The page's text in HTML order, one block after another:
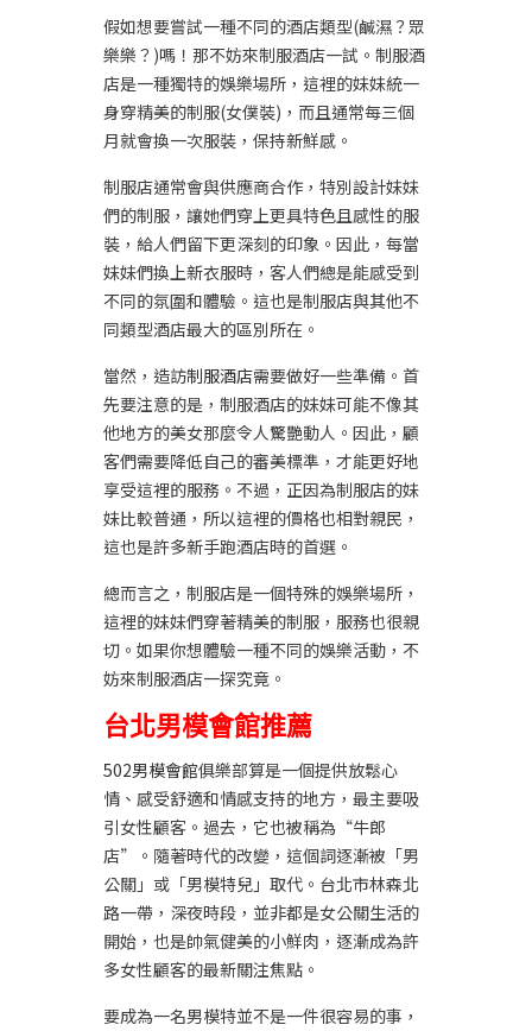
假如想要嘗試一種不同的酒店類型(鹹濕？眾
樂樂？)嗎！那不妨來制服酒店一試。制服酒
店是一種獨特的娛樂場所，這裡的妹妹統一
身穿精美的制服(女僕裝)，而且通常每三個
月就會換一次服裝，保持新鮮感。
制服店通常會與供應商合作，特別設計妹妹
們的制服，讓她們穿上更具特色且感性的服
裝，給人們留下更深刻的印象。因此，每當
妹妹們換上新衣服時，客人們總是能感受到
不同的氛圍和體驗。這也是制服店與其他不
同類型酒店最大的區別所在。
當然，造訪制服酒店需要做好一些準備。首
先要注意的是，制服酒店的妹妹可能不像其
他地方的美女那麼令人驚艷動人。因此，顧
客們需要降低自己的審美標準，才能更好地
享受這裡的服務。不過，正因為制服店的妹
妹比較普通，所以這裡的價格也相對親民，
這也是許多新手跑酒店時的首選。
總而言之，制服店是一個特殊的娛樂場所，
這裡的妹妹們穿著精美的制服，服務也很親
切。如果你想體驗一種不同的娛樂活動，不
妨來制服酒店一探究竟。
台北男模會館推薦
502男模會館俱樂部算是一個提供放鬆心
情、感受舒適和情感支持的地方，最主要吸
引女性顧客。過去，它也被稱為“牛郎
店”。隨著時代的改變，這個詞逐漸被「男
公關」或「男模特兒」取代。台北市林森北
路一帶，深夜時段，並非都是女公關生活的
開始，也是帥氣健美的小鮮肉，逐漸成為許
多女性顧客的最新關注焦點。
要成為一名男模特並不是一件很容易的事，